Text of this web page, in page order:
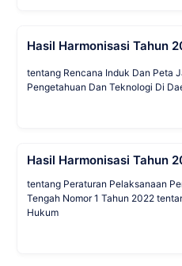
Hasil Harmonisasi Tahun
tentang Rencana Induk Dan Peta
Pengetahuan Dan Teknologi Di
Hasil Harmonisasi Tahun
tentang Peraturan Pelaksanaan
Tengah Nomor 1 Tahun 2022
Hukum